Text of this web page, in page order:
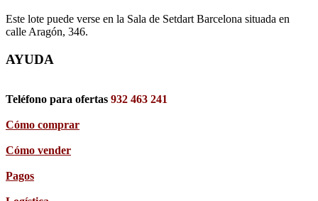
Este lote puede verse en la Sala de Setdart Barcelona situada en
calle Aragón, 346.
AYUDA
Teléfono para ofertas 932 463 241
Cómo comprar
Cómo vender
Pagos